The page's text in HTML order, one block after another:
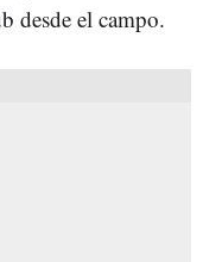
desde el campo.